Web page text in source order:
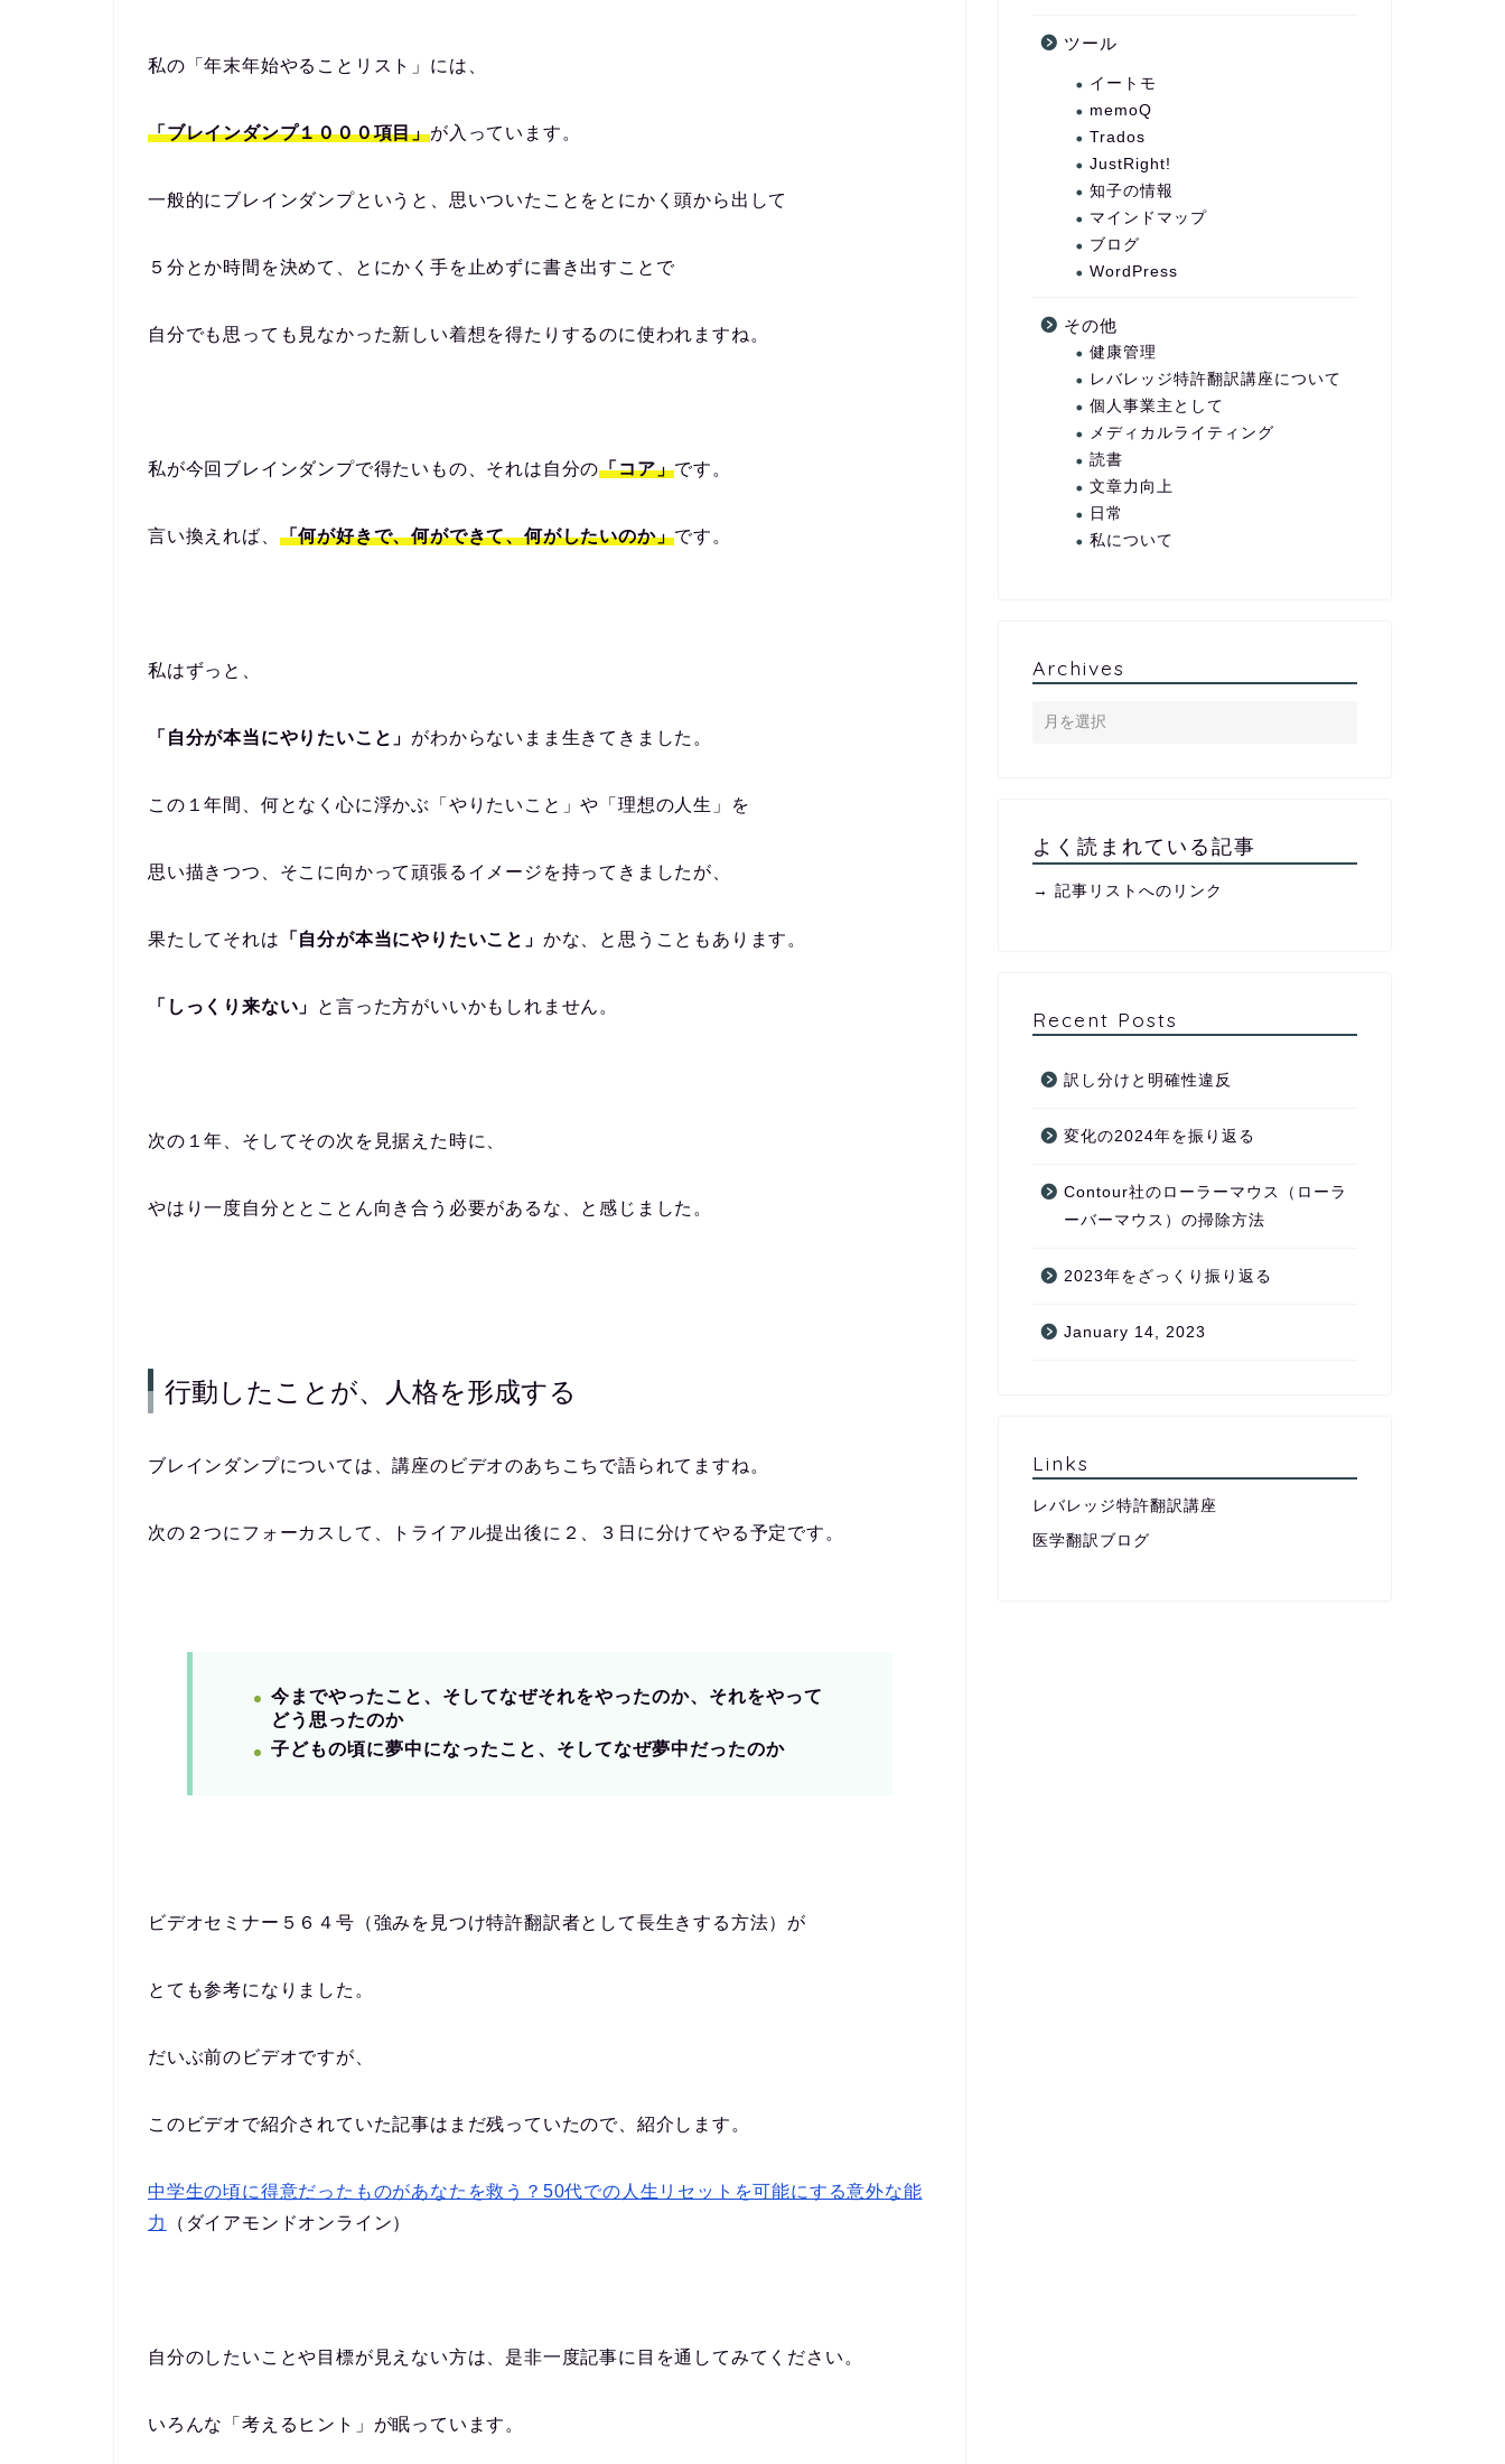
私の「年末年始やることリスト」には、
「ブレインダンプ１０００項目」が入っています。
一般的にブレインダンプというと、思いついたことをとにかく頭から出して
５分とか時間を決めて、とにかく手を止めずに書き出すことで
自分でも思っても見なかった新しい着想を得たりするのに使われますね。
私が今回ブレインダンプで得たいもの、それは自分の「コア」です。
言い換えれば、 「何が好きで、何ができて、何がしたいのか」です。
私はずっと、
「自分が本当にやりたいこと」 がわからないまま生きてきました。
この１年間、何となく心に浮かぶ「やりたいこと」や「理想の人生」を
思い描きつつ、そこに向かって頑張るイメージを持ってきましたが、
果たしてそれは 「自分が本当にやりたいこと」 かな、と思うこともあります。
「しっくり来ない」 と言った方がいいかもしれません。
次の１年、そしてその次を見据えた時に、
やはり一度自分ととことん向き合う必要があるな、と感じました。
行動したことが、人格を形成する
ブレインダンプについては、講座のビデオのあちこちで語られてますね。
次の２つにフォーカスして、トライアル提出後に２、３日に分けてやる予定です。
今までやったこと、そしてなぜそれをやったのか、それをやって
どう思ったのか
子どもの頃に夢中になったこと、そしてなぜ夢中だったのか
ビデオセミナー５６４号（強みを見つけ特許翻訳者として長生きする方法）が
とても参考になりました。
だいぶ前のビデオですが、
このビデオで紹介されていた記事はまだ残っていたので、紹介します。
中学生の頃に得意だったものがあなたを救う？50代での人生リセットを可能にする意外な能
力
（ダイアモンドオンライン）
自分のしたいことや目標が見えない方は、是非一度記事に目を通してみてください。
いろんな「考えるヒント」が眠っています。
ツール
イートモ
memoQ
Trados
JustRight!
知子の情報
マインドマップ
ブログ
WordPress
その他
健康管理
レバレッジ特許翻訳講座について
個人事業主として
メディカルライティング
読書
文章力向上
日常
私について
Archives
よく読まれている記事
→ 記事リストへのリンク
Recent Posts
訳し分けと明確性違反
変化の2024年を振り返る
Contour社のローラーマウス（ローラ
ーバーマウス）の掃除方法
2023年をざっくり振り返る
January 14, 2023
Links
レバレッジ特許翻訳講座
医学翻訳ブログ